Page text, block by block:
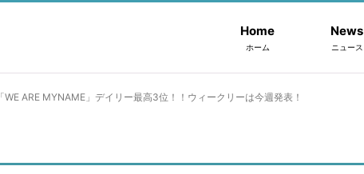
Home
ホーム
News
ニュース
ARE MYNAME」デイリー最高3位！！ウィークリーは今週発表！